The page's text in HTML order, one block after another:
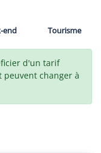
end Tourisme
d'un tarif
changer à